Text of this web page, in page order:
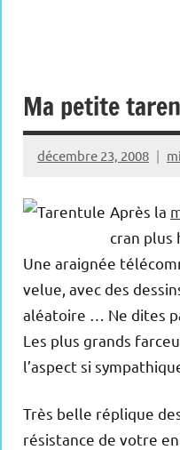
Ma petite
décembre 23, 2008
Après la
cran plus
Une araignée
velue, avec des
aléatoire … Ne dites
Les plus grands
l’aspect si
Très belle réplique
résistance de votre